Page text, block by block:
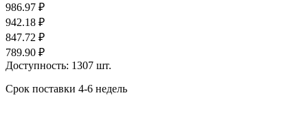
986.97 ₽
942.18 ₽
847.72 ₽
789.90 ₽
Доступность: 1307 шт.
Срок поставки 4-6 недель